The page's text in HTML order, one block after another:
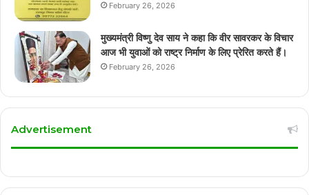
February 26, 2026
मुख्यमंत्री विष्णु देव साय ने कहा कि वीर सावरकर के विचार
आज भी युवाओं को राष्ट्र निर्माण के लिए प्रेरित करते हैं।
February 26, 2026
Advertisement